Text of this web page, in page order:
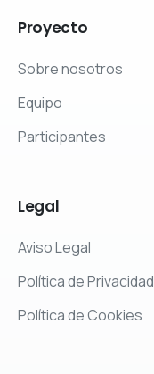
Proyecto
Sobre nosotros
Equipo
Participantes
Legal
Aviso Legal
Política de Privacidad
Política de Cookies